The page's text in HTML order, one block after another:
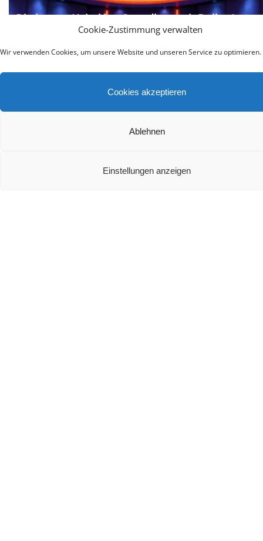
Cookie-Zustimmung verwalten
Wir verwenden Cookies, um unsere Website und unseren Service zu optimieren.
Cookies akzeptieren
Ablehnen
Einstellungen anzeigen
Die besten Heimkino Soundbars mit Dolby Atmos
Teufel Rockster Air 2 Test